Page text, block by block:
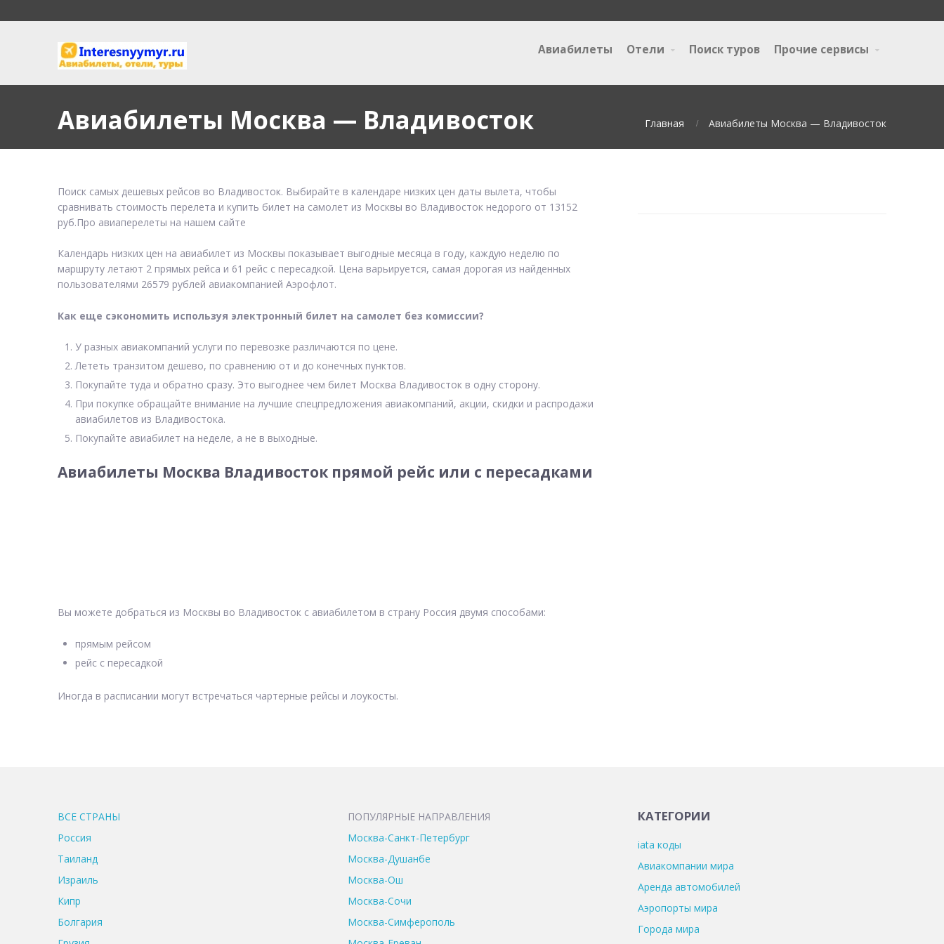
Авиабилеты Отели Поиск туров Прочие сервисы
Авиабилеты Москва — Владивосток Главная Авиабилеты Москва — Владивосток
Поиск самых дешевых рейсов во Владивосток. Выбирайте в календаре низких цен даты вылета, чтобы
сравнивать стоимость перелета и купить билет на самолет из Москвы во Владивосток недорого от 13152
руб.Про авиаперелеты на нашем сайте
Календарь низких цен на авиабилет из Москвы показывает выгодные месяца в году, каждую неделю по
маршруту летают 2 прямых рейса и 61 рейс с пересадкой. Цена варьируется, самая дорогая из найденных
пользователями 26579 рублей авиакомпанией Аэрофлот.
Как еще сэкономить используя электронный билет на самолет без комиссии?
У разных авиакомпаний услуги по перевозке различаются по цене.
Лететь транзитом дешево, по сравнению от и до конечных пунктов.
Покупайте туда и обратно сразу. Это выгоднее чем билет Москва Владивосток в одну сторону.
При покупке обращайте внимание на лучшие спецпредложения авиакомпаний, акции, скидки и распродажи
авиабилетов из Владивостока.
Покупайте авиабилет на неделе, а не в выходные.
Авиабилеты Москва Владивосток прямой рейс или с пересадками
Вы можете добраться из Москвы во Владивосток с авиабилетом в страну Россия двумя способами:
прямым рейсом
рейс с пересадкой
Иногда в расписании могут встречаться чартерные рейсы и лоукосты.
ВСЕ CТРАНЫ
Россия
Таиланд
Израиль
Кипр
Болгария
ПОПУЛЯРНЫЕ НАПРАВЛЕНИЯ
Москва-Санкт-Петербург
Москва-Душанбе
Москва-Ош
Москва-Сочи
Москва-Симферополь
КАТЕГОРИИ
iata коды
Авиакомпании мира
Аренда автомобилей
Аэропорты мира
Города мира